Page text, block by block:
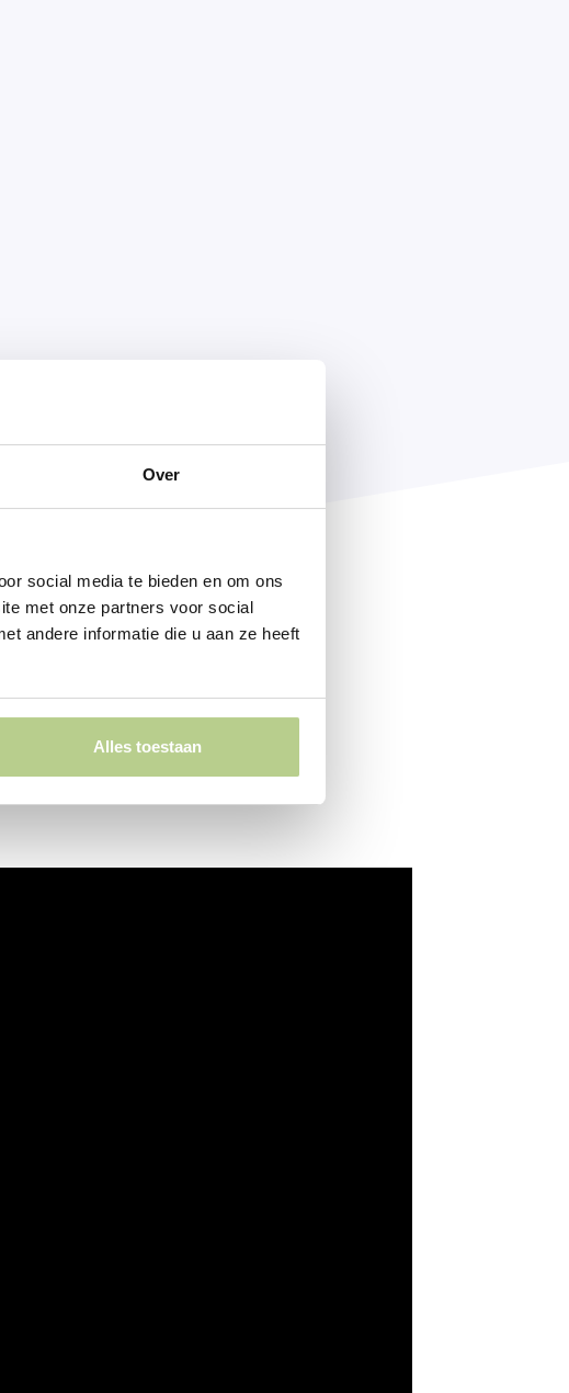
Over
social media te bieden en om ons
met onze partners voor social
andere informatie die u aan ze heeft
Alles toestaan